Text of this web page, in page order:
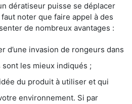
dératiseur puisse se déplacer
noter que faire appel à des
de nombreux avantages :
d’une invasion de rongeurs dans
les mieux indiqués ;
du produit à utiliser et qui
environnement. Si par